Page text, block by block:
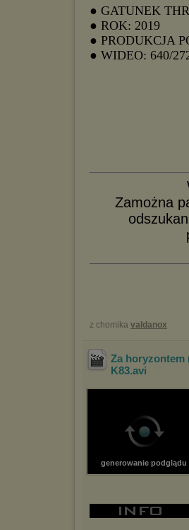
● GATUNEK
● ROK: 2019
● PRODUKCJA
● WIDEO: 640/
Zamożna
z chomika valdanox
Za horyzontem
K83.avi
generowanie podglądu